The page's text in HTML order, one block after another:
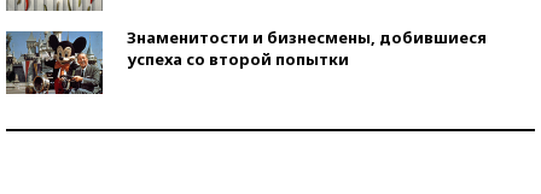
Знаменитости и бизнесмены, добившиеся
успеха со второй попытки